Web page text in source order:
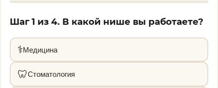
Шаг 1 из 4. В какой нише вы работаете?
⚕️Медицина
🦷Стоматология